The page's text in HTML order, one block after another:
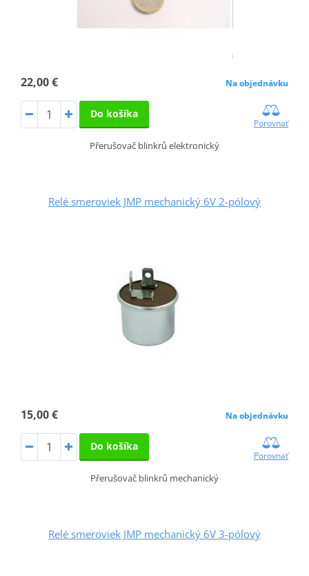
22,00 € Na objednávku
Do košíka
Porovnať
Přerušovač blinkrů elektronický
Relé smeroviek JMP mechanický 6V 2-pólový
15,00 € Na objednávku
Do košíka
Porovnať
Přerušovač blinkrů mechanický
Relé smeroviek JMP mechanický 6V 3-pólový